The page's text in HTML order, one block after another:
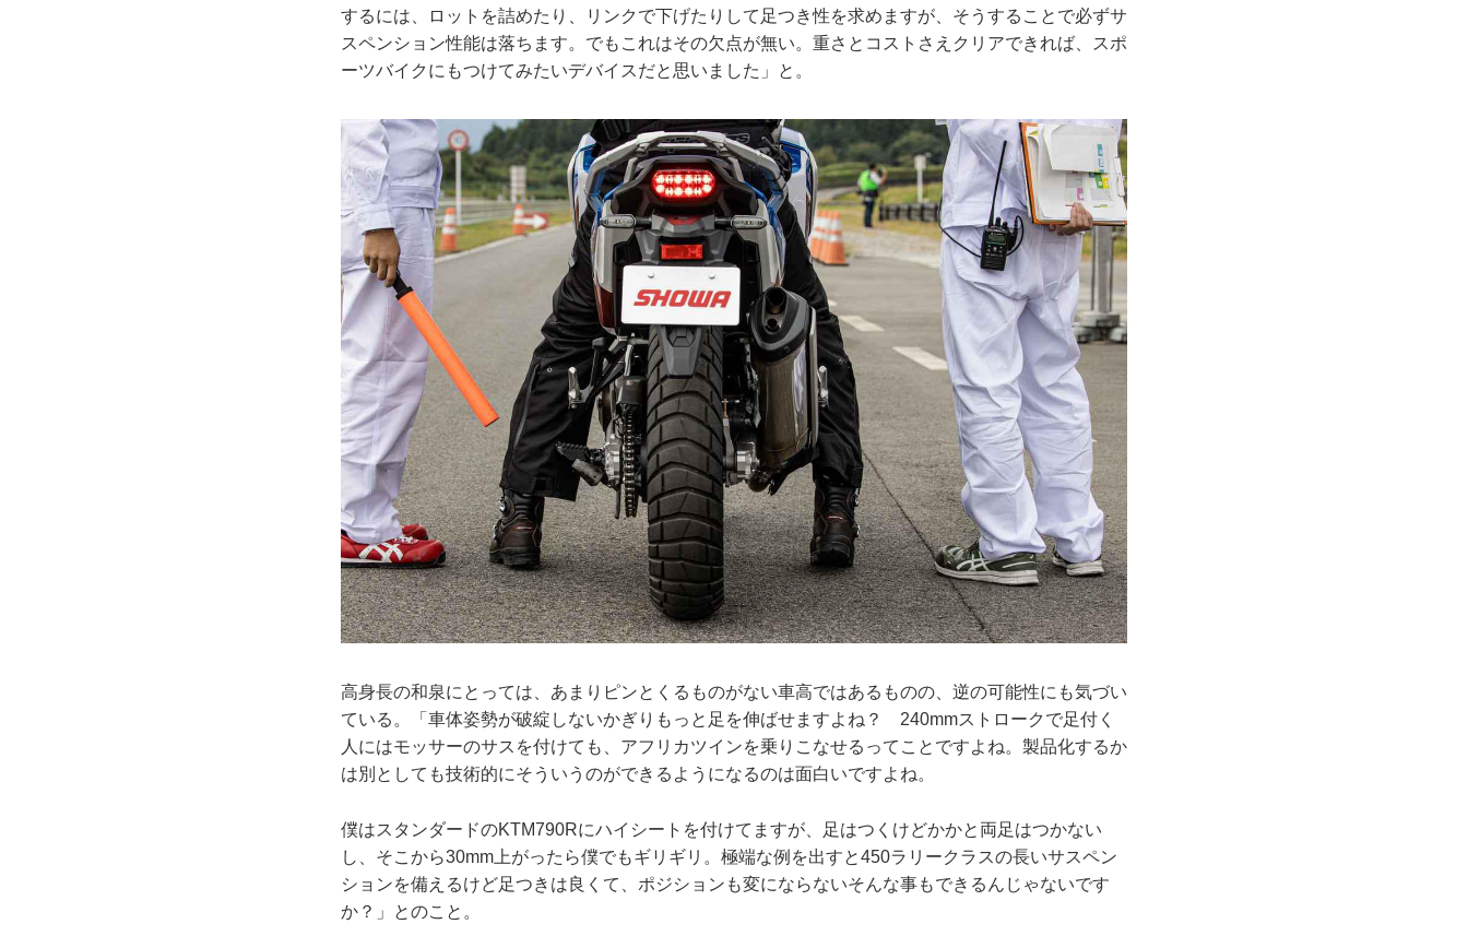
するには、ロットを詰めたり、リンクで下げたりして足つき性を求めますが、そうすることで必ずサ
スペンション性能は落ちます。でもこれはその欠点が無い。重さとコストさえクリアできれば、スポ
ーツバイクにもつけてみたいデバイスだと思いました」と。
高身長の和泉にとっては、あまりピンとくるものがない車高ではあるものの、逆の可能性にも気づい
ている。「車体姿勢が破綻しないかぎりもっと足を伸ばせますよね？ 240mmストロークで足付く
人にはモッサーのサスを付けても、アフリカツインを乗りこなせるってことですよね。製品化するか
は別としても技術的にそういうのができるようになるのは面白いですよね。
僕はスタンダードのKTM790Rにハイシートを付けてますが、足はつくけどかかと両足はつかない
し、そこから30mm上がったら僕でもギリギリ。極端な例を出すと450ラリークラスの長いサスペン
ションを備えるけど足つきは良くて、ポジションも変にならないそんな事もできるんじゃないです
か？」とのこと。